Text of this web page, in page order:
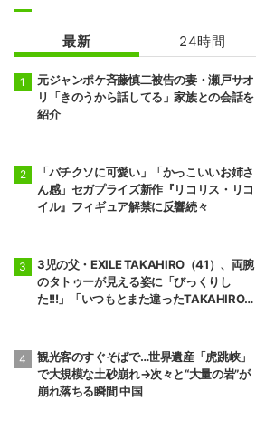
最新 24時間
元ジャンポケ斉藤慎二被告の妻・瀬戸サオ
リ「きのうから話してる」家族との会話を
紹介
「バチクソに可愛い」「かっこいいお姉さ
ん感」セガプライズ新作『リコリス・リコ
イル』フィギュア解禁に反響続々
3児の父・EXILE TAKAHIRO（41）、両腕
のタトゥーが見える姿に「びっくりし
た!!!」「いつもとまた違ったTAKAHIROさ
観光客のすぐそばで…世界遺産「虎跳峡」
で大規模な土砂崩れ→次々と“大量の岩”が
崩れ落ちる瞬間 中国